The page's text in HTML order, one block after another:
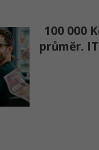
100 000
průměr.